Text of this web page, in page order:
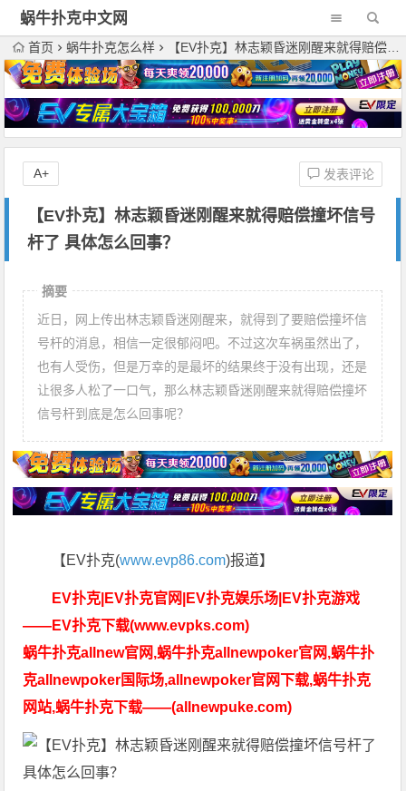
蜗牛扑克中文网
首页 蜗牛扑克怎么样 【EV扑克】林志颖昏迷刚醒来就得赔偿撞坏信号杆了 具体怎么回事？
【EV扑克】林志颖昏迷刚醒来就得赔偿撞坏信号
杆了 具体怎么回事？
发表评论
A+
摘要
近日，网上传出林志颖昏迷刚醒来，就得到了要赔偿撞坏信
号杆的消息，相信一定很郁闷吧。不过这次车祸虽然出了，
也有人受伤，但是万幸的是最坏的结果终于没有出现，还是
让很多人松了一口气，那么林志颖昏迷刚醒来就得赔偿撞坏
信号杆到底是怎么回事呢？
【EV扑克(www.evp86.com)报道】
EV扑克|EV扑克官网|EV扑克娱乐场|EV扑克游戏
——EV扑克下载(www.evpks.com)
蜗牛扑克allnew官网,蜗牛扑克allnewpoker官网,蜗牛扑
克allnewpoker国际场,allnewpoker官网下载,蜗牛扑克
网站,蜗牛扑克下载——(allnewpuke.com)